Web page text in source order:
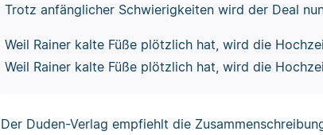
Trotz anfänglicher Schwierigkeiten wird der Deal
Weil Rainer kalte Füße plötzlich hat, wird die
Weil Rainer kalte Füße plötzlich hat, wird die
Der Duden-Verlag empfiehlt die